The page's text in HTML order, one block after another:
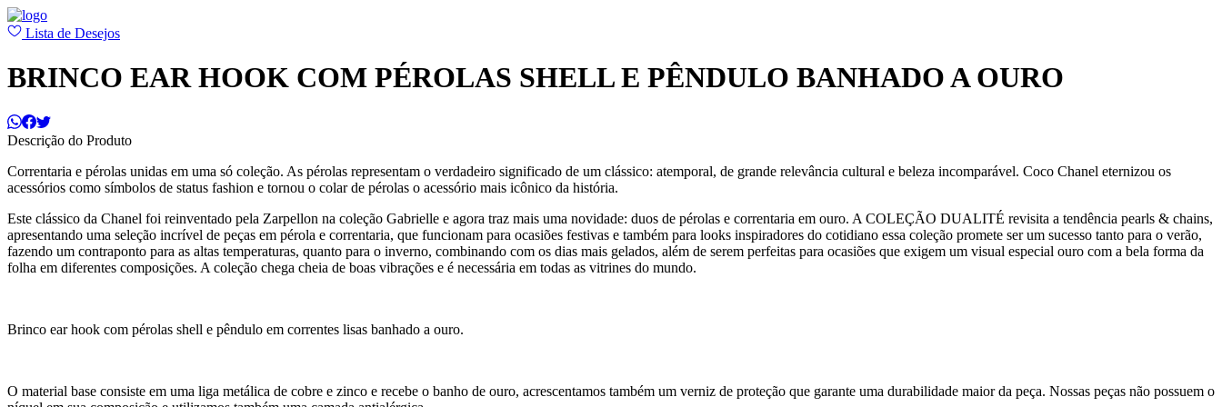
Lista de Desejos
BRINCO EAR HOOK COM PÉROLAS SHELL E PÊNDULO BANHADO A OURO
Descrição do Produto
Correntaria e pérolas unidas em uma só coleção. As pérolas representam o verdadeiro significado de um clássico: atemporal, de grande relevância cultural e beleza incomparável. Coco Chanel eternizou os
acessórios como símbolos de status fashion e tornou o colar de pérolas o acessório mais icônico da história.
Este clássico da Chanel foi reinventado pela Zarpellon na coleção Gabrielle e agora traz mais uma novidade: duos de pérolas e correntaria em ouro. A COLEÇÃO DUALITÉ revisita a tendência pearls & chains,
apresentando uma seleção incrível de peças em pérola e correntaria, que funcionam para ocasiões festivas e também para looks inspiradores do cotidiano essa coleção promete ser um sucesso tanto para o verão,
fazendo um contraponto para as altas temperaturas, quanto para o inverno, combinando com os dias mais gelados, além de serem perfeitas para ocasiões que exigem um visual especial ouro com a bela forma da
folha em diferentes composições. A coleção chega cheia de boas vibrações e é necessária em todas as vitrines do mundo.
Brinco ear hook com pérolas shell e pêndulo em correntes lisas banhado a ouro.
O material base consiste em uma liga metálica de cobre e zinco e recebe o banho de ouro, acrescentamos também um verniz de proteção que garante uma durabilidade maior da peça. Nossas peças não possuem o